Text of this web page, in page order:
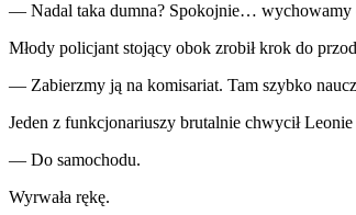
— Nadal taka dumna? Spokojnie… wychowamy
Młody policjant stojący obok zrobił krok do
— Zabierzmy ją na komisariat. Tam szybko
Jeden z funkcjonariuszy brutalnie chwycił Leonie
— Do samochodu.
Wyrwała rękę.